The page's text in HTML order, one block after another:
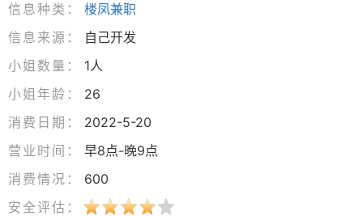
信息种类：
楼凤兼职
信息来源：
自己开发
小姐数量：
1人
小姐年龄：
26
消费日期：
2022-5-20
营业时间：
早8点-晚9点
消费情况：
600
安全评估：